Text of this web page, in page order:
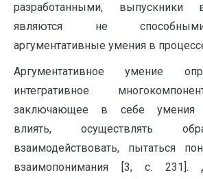
разработанными, выпускники
являются не
аргументативные умения в
Аргументативное умение
интегративное
заключающее в себе умения
влиять, осуществлять
взаимодействовать, пытаться
взаимопонимания [3, c. 231].